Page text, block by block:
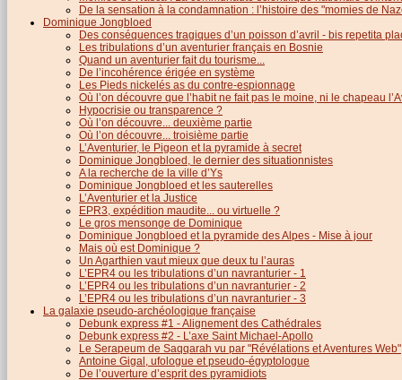
De la sensation à la condamnation : l’histoire des "momies de
Dominique Jongbloed
Des conséquences tragiques d’un poisson d’avril - bis repetita
Les tribulations d’un aventurier français en Bosnie
Quand un aventurier fait du tourisme...
De l’incohérence érigée en système
Les Pieds nickelés as du contre-espionnage
Où l’on découvre que l’habit ne fait pas le moine, ni le chapeau
Hypocrisie ou transparence ?
Où l’on découvre... deuxième partie
Où l’on découvre... troisième partie
L’Aventurier, le Pigeon et la pyramide à secret
Dominique Jongbloed, le dernier des situationnistes
A la recherche de la ville d’Ys
Dominique Jongbloed et les sauterelles
L’Aventurier et la Justice
EPR3, expédition maudite... ou virtuelle ?
Le gros mensonge de Dominique
Dominique Jongbloed et la pyramide des Alpes - Mise à jour
Mais où est Dominique ?
Un Agarthien vaut mieux que deux tu l’auras
L’EPR4 ou les tribulations d’un navranturier - 1
L’EPR4 ou les tribulations d’un navranturier - 2
L’EPR4 ou les tribulations d’un navranturier - 3
La galaxie pseudo-archéologique française
Debunk express #1 - Alignement des Cathédrales
Debunk express #2 - L’axe Saint Michael-Apollo
Le Serapeum de Saqqarah vu par "Révélations et Aventures Web"
Antoine Gigal, ufologue et pseudo-égyptologue
De l’ouverture d’esprit des pyramidiots